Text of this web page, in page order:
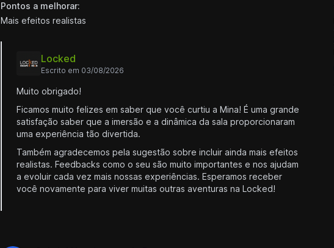
Pontos a melhorar:
Mais efeitos realistas
Locked
Escrito em 03/08/2026
Muito obrigado!
Ficamos muito felizes em saber que você curtiu a Mina! É uma grande
satisfação saber que a imersão e a dinâmica da sala proporcionaram
uma experiência tão divertida.
Também agradecemos pela sugestão sobre incluir ainda mais efeitos
realistas. Feedbacks como o seu são muito importantes e nos ajudam
a evoluir cada vez mais nossas experiências. Esperamos receber
você novamente para viver muitas outras aventuras na Locked!